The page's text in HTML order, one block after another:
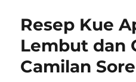
Resep Kue
Lembut dan
Camilan Sore